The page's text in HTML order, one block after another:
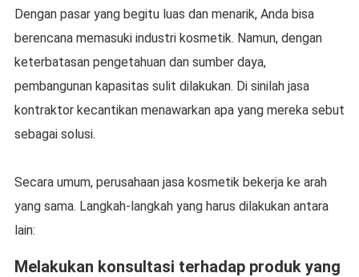
Dengan pasar yang begitu luas dan menarik, Anda bisa
berencana memasuki industri kosmetik. Namun, dengan
keterbatasan pengetahuan dan sumber daya,
pembangunan kapasitas sulit dilakukan. Di sinilah jasa
kontraktor kecantikan menawarkan apa yang mereka sebut
sebagai solusi.
Secara umum, perusahaan jasa kosmetik bekerja ke arah
yang sama. Langkah-langkah yang harus dilakukan antara
lain:
Melakukan konsultasi terhadap produk yang